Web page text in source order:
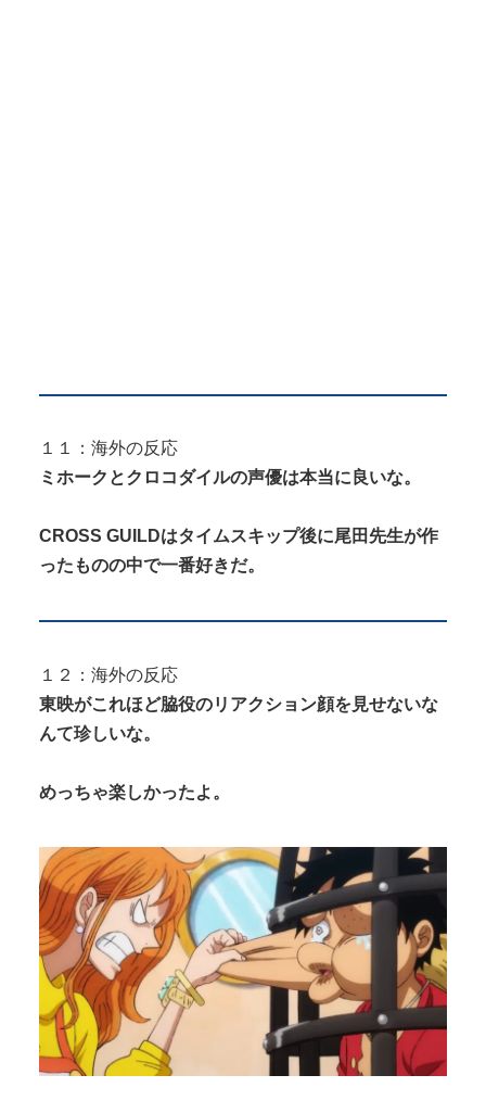
１１：海外の反応
ミホークとクロコダイルの声優は本当に良いな。
CROSS GUILDはタイムスキップ後に尾田先生が作
ったものの中で一番好きだ。
１２：海外の反応
東映がこれほど脇役のリアクション顔を見せないな
んて珍しいな。
めっちゃ楽しかったよ。